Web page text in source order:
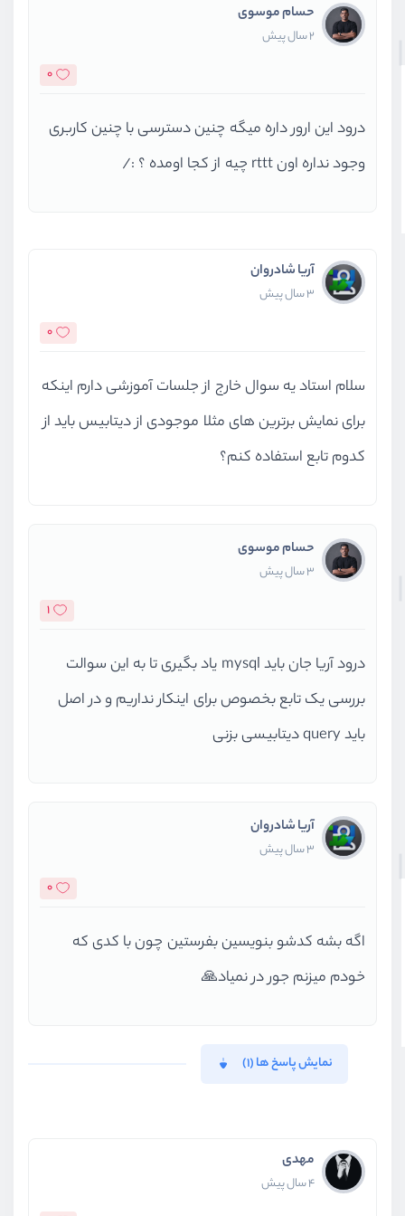
حسام موسوی
2 سال پیش
0
درود این ارور داره میگه چنین دسترسی با چنین کاربری
وجود نداره اون rttt چیه از کجا اومده ؟ :/
آریا شادروان
3 سال پیش
0
سلام استاد یه سوال خارج از جلسات آموزشی دارم اینکه
برای نمایش برترین های مثلا موجودی از دیتابیس باید از
کدوم تابع استفاده کنم؟
حسام موسوی
3 سال پیش
1
درود آریا جان باید mysql یاد بگیری تا به این سوالت
بررسی یک تابع بخصوص برای اینکار نداریم و در اصل
باید query دیتابیسی بزنی
آریا شادروان
3 سال پیش
0
اگه بشه کدشو بنویسین بفرستین چون با کدی که
خودم میزنم جور در نمیاد🙏
نمایش پاسخ ها (1)
مهدی
4 سال پیش